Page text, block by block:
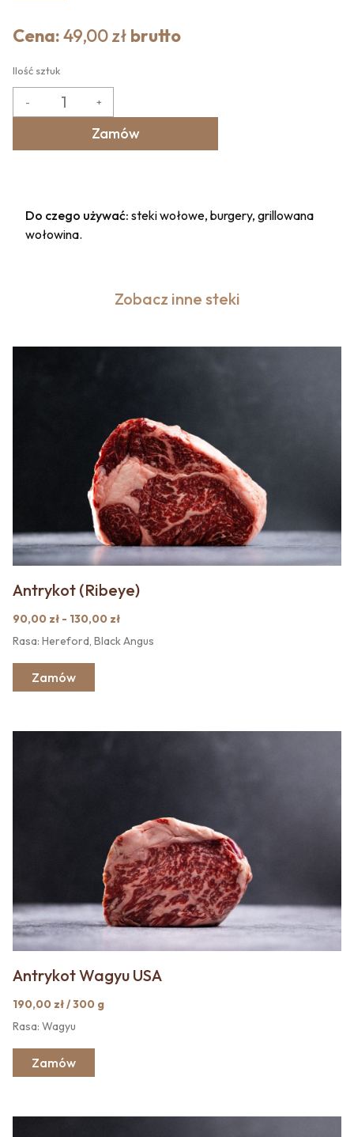
Cena:49,00 zł brutto
Ilość sztuk
- +
Zamów
Do czego używać: steki wołowe, burgery, grillowana
wołowina.
Zobacz inne steki
Antrykot (Ribeye)
90,00 zł - 130,00 zł
Rasa: Hereford, Black Angus
Zamów
Antrykot Wagyu USA
190,00 zł / 300 g
Rasa: Wagyu
Zamów